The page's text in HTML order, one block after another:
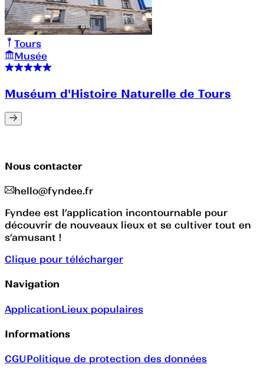
Tours
Musée
Muséum d'Histoire Naturelle de Tours
Nous contacter
hello@fyndee.fr
Fyndee est l’application incontournable pour
découvrir de nouveaux lieux et se cultiver tout en
s’amusant !
Clique pour télécharger
Navigation
ApplicationLieux populaires
Informations
CGUPolitique de protection des données